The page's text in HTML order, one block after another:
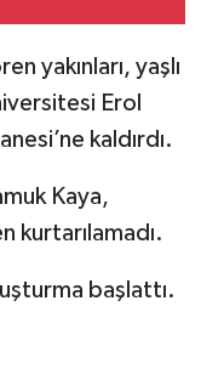
yakınları, yaşlı
Erol
kaldırdı.
Kaya,
kurtarılamadı.
başlattı.